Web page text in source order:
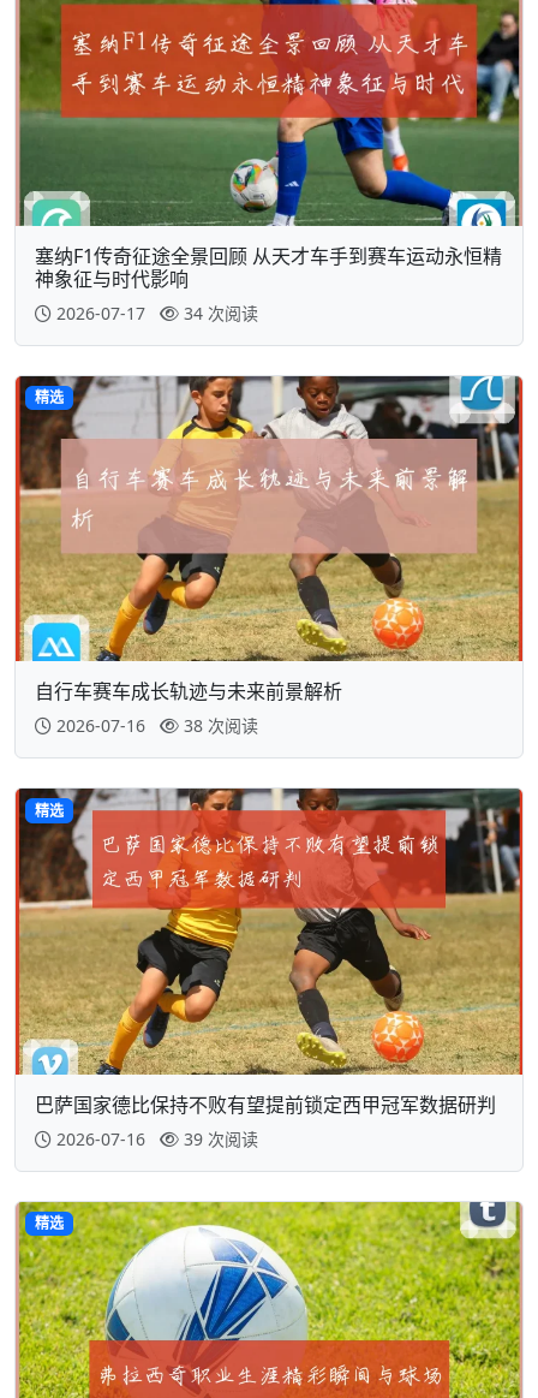
塞纳F1传奇征途全景回顾 从天才车手到赛车运动永恒精
神象征与时代影响
2026-07-17 34 次阅读
精选
自行车赛车成长轨迹与未来前景解析
2026-07-16 38 次阅读
精选
巴萨国家德比保持不败有望提前锁定西甲冠军数据研判
2026-07-16 39 次阅读
精选